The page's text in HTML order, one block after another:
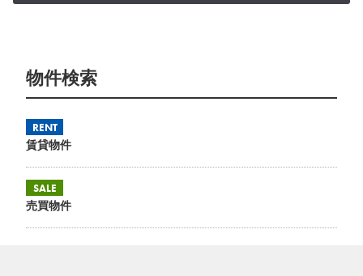
物件検索
RENT
賃貸物件
SALE
売買物件